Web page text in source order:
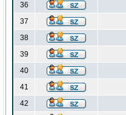
36
37
38
39
40
41
42